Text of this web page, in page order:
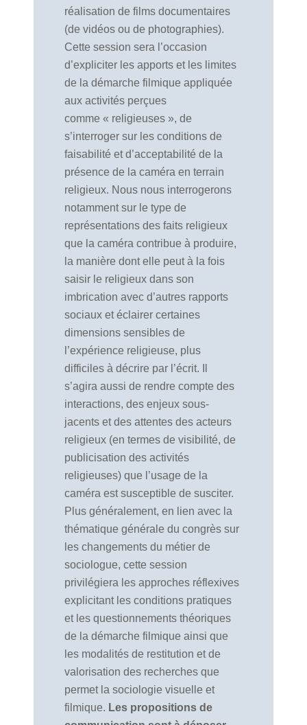
réalisation de films documentaires
(de vidéos ou de photographies).
Cette session sera l’occasion
d’expliciter les apports et les limites
de la démarche filmique appliquée
aux activités perçues
comme « religieuses », de
s’interroger sur les conditions de
faisabilité et d’acceptabilité de la
présence de la caméra en terrain
religieux. Nous nous interrogerons
notamment sur le type de
représentations des faits religieux
que la caméra contribue à produire,
la manière dont elle peut à la fois
saisir le religieux dans son
imbrication avec d’autres rapports
sociaux et éclairer certaines
dimensions sensibles de
l’expérience religieuse, plus
difficiles à décrire par l’écrit. Il
s’agira aussi de rendre compte des
interactions, des enjeux sous-
jacents et des attentes des acteurs
religieux (en termes de visibilité, de
publicisation des activités
religieuses) que l’usage de la
caméra est susceptible de susciter.
Plus généralement, en lien avec la
thématique générale du congrès sur
les changements du métier de
sociologue, cette session
privilégiera les approches réflexives
explicitant les conditions pratiques
et les questionnements théoriques
de la démarche filmique ainsi que
les modalités de restitution et de
valorisation des recherches que
permet la sociologie visuelle et
filmique. Les propositions de